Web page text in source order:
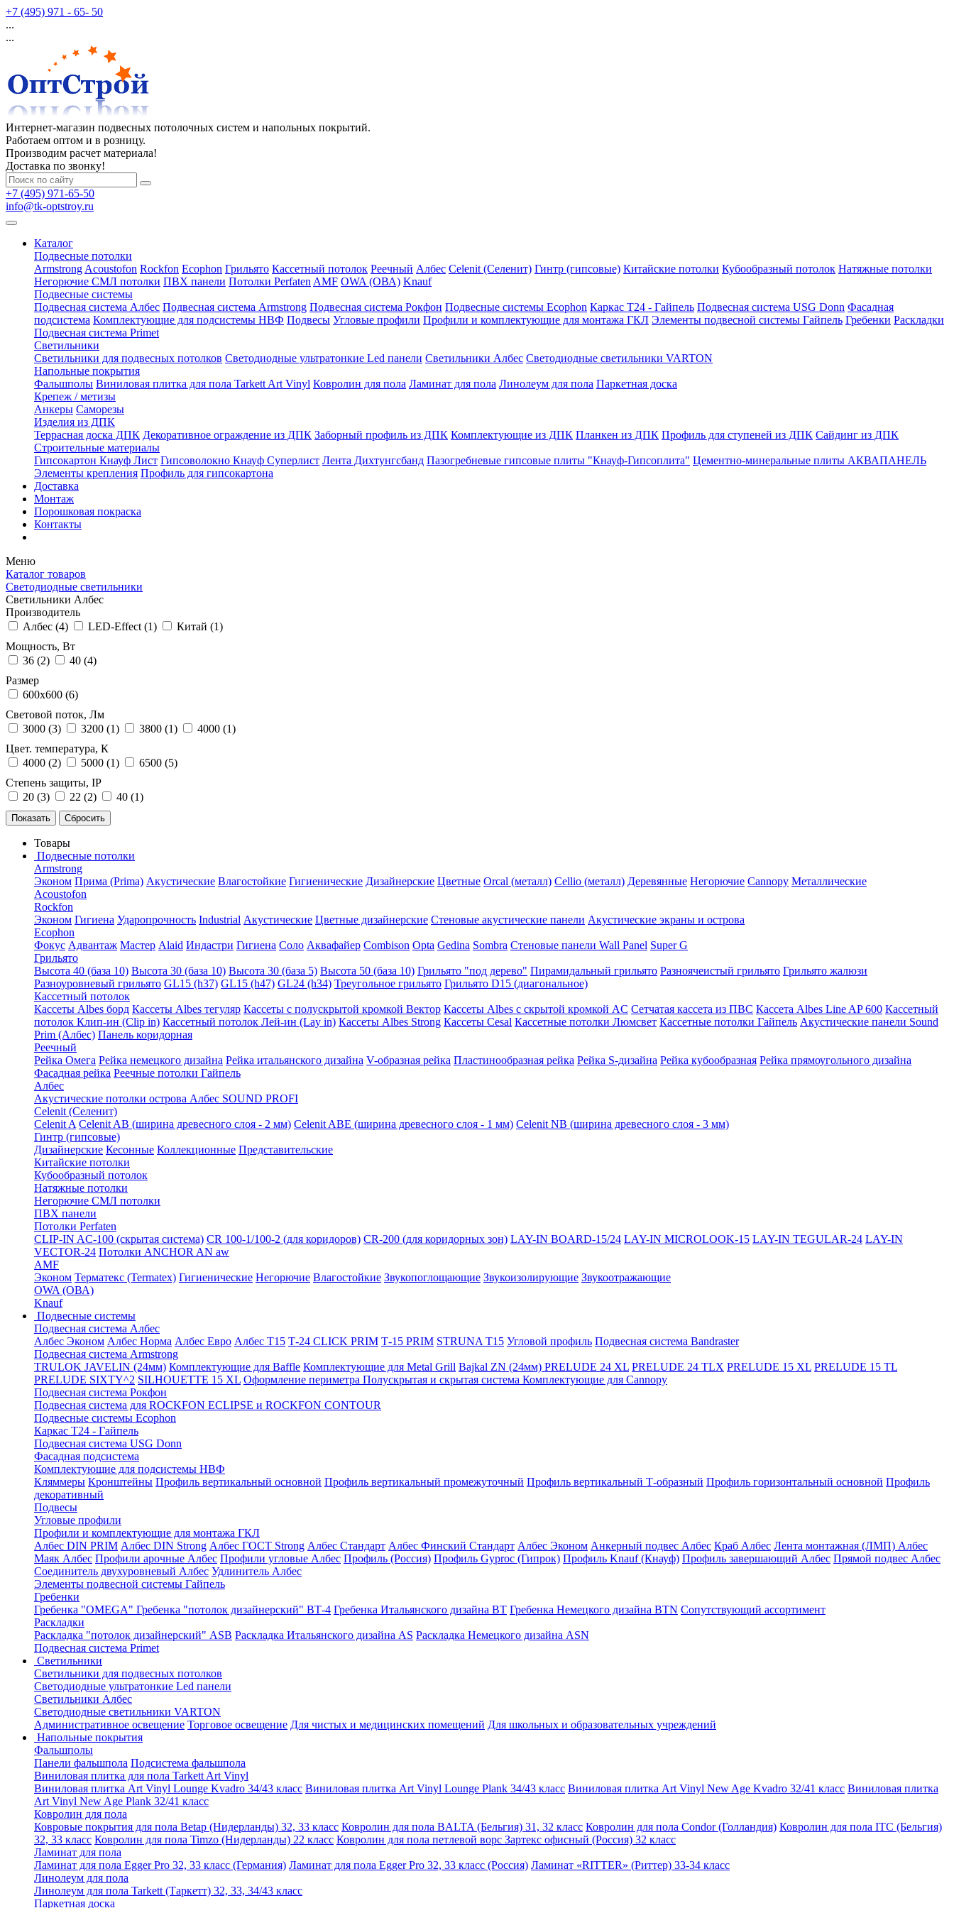
+7 (495) 971 - 65- 50
...
...
Интернет-магазин подвесных потолочных систем и напольных покрытий.
Работаем оптом и в розницу.
Производим расчет материала!
Доставка по звонку!
+7 (495) 971-65-50
info@tk-optstroy.ru
Каталог
Подвесные потолки
Armstrong Acoustofon Rockfon Ecophon Грильято Кассетный потолок Реечный Албес Celenit (Селенит) Гинтр (гипсовые) Китайские потолки Кубообразный потолок Натяжные потолки
Негорючие СМЛ потолки ПВХ панели Потолки Perfaten AMF OWA (ОВА) Knauf
Подвесные системы
Подвесная система Албес Подвесная система Armstrong Подвесная система Рокфон Подвесные системы Ecophon Каркас Т24 - Гайпель Подвесная система USG Donn Фасадная
подсистема Комплектующие для подсистемы НВФ Подвесы Угловые профили Профили и комплектующие для монтажа ГКЛ Элементы подвесной системы Гайпель Гребенки Раскладки
Подвесная система Primet
Светильники
Светильники для подвесных потолков Светодиодные ультратонкие Led панели Светильники Албес Светодиодные светильники VARTON
Напольные покрытия
Фальшполы Виниловая плитка для пола Tarkett Art Vinyl Ковролин для пола Ламинат для пола Линолеум для пола Паркетная доска
Крепеж / метизы
Анкеры Саморезы
Изделия из ДПК
Террасная доска ДПК Декоративное ограждение из ДПК Заборный профиль из ДПК Комплектующие из ДПК Планкен из ДПК Профиль для ступеней из ДПК Сайдинг из ДПК
Строительные материалы
Гипсокартон Кнауф Лист Гипсоволокно Кнауф Суперлист Лента Дихтунгсбанд Пазогребневые гипсовые плиты "Кнауф-Гипсоплита" Цементно-минеральные плиты АКВАПАНЕЛЬ
Элементы крепления Профиль для гипсокартона
Доставка
Монтаж
Порошковая покраска
Контакты
Меню
Каталог товаров
Светодиодные светильники
Светильники Албес
Производитель
Албес (4) LED-Effect (1) Китай (1)
Мощность, Вт
36 (2) 40 (4)
Размер
600x600 (6)
Световой поток, Лм
3000 (3) 3200 (1) 3800 (1) 4000 (1)
Цвет. температура, К
4000 (2) 5000 (1) 6500 (5)
Степень защиты, IP
20 (3) 22 (2) 40 (1)
Товары
Подвесные потолки
Armstrong
Эконом Прима (Prima) Акустические Влагостойкие Гигиенические Дизайнерские Цветные Orcal (металл) Cellio (металл) Деревянные Негорючие Cannopy Металлические
Acoustofon
Rockfon
Эконом Гигиена Ударопрочность Industrial Акустические Цветные дизайнерские Стеновые акустические панели Акустические экраны и острова
Ecophon
Фокус Адвантаж Мастер Alaid Индастри Гигиена Соло Аквафайер Combison Opta Gedina Sombra Стеновые панели Wall Panel Super G
Грильято
Высота 40 (база 10) Высота 30 (база 10) Высота 30 (база 5) Высота 50 (база 10) Грильято "под дерево" Пирамидальный грильято Разноячеистый грильято Грильято жалюзи
Разноуровневый грильято GL15 (h37) GL15 (h47) GL24 (h34) Треугольное грильято Грильято D15 (диагональное)
Кассетный потолок
Кассеты Albes борд Кассеты Albes тегуляр Кассеты с полускрытой кромкой Вектор Кассеты Albes с скрытой кромкой AC Сетчатая кассета из ПВС Кассета Albes Line AP 600 Кассетный
потолок Клип-ин (Clip in) Кассетный потолок Лей-ин (Lay in) Кассеты Albes Strong Кассеты Cesal Кассетные потолки Люмсвет Кассетные потолки Гайпель Акустические панели Sound
Prim (Албес) Панель коридорная
Реечный
Рейка Омега Рейка немецкого дизайна Рейка итальянского дизайна V-образная рейка Пластинообразная рейка Рейка S-дизайна Рейка кубообразная Рейка прямоугольного дизайна
Фасадная рейка Реечные потолки Гайпель
Албес
Акустические потолки острова Албес SOUND PROFI
Celenit (Селенит)
Celenit A Celenit AB (ширина древесного слоя - 2 мм) Celenit ABE (ширина древесного слоя - 1 мм) Celenit NB (ширина древесного слоя - 3 мм)
Гинтр (гипсовые)
Дизайнерские Кесонные Коллекционные Представительские
Китайские потолки
Кубообразный потолок
Натяжные потолки
Негорючие СМЛ потолки
ПВХ панели
Потолки Perfaten
CLIP-IN AC-100 (скрытая система) CR 100-1/100-2 (для коридоров) CR-200 (для коридорных зон) LAY-IN BOARD-15/24 LAY-IN MICROLOOK-15 LAY-IN TEGULAR-24 LAY-IN
VECTOR-24 Потолки ANCHOR AN aw
AMF
Эконом Терматекс (Termatex) Гигиенические Негорючие Влагостойкие Звукопоглощающие Звукоизолирующие Звукоотражающие
OWA (ОВА)
Knauf
Подвесные системы
Подвесная система Албес
Албес Эконом Албес Норма Албес Евро Албес T15 Т-24 CLICK PRIM Т-15 PRIM STRUNA Т15 Угловой профиль Подвесная система Bandraster
Подвесная система Armstrong
TRULOK JAVELIN (24мм) Комплектующие для Baffle Комплектующие для Metal Grill Bajkal ZN (24мм) PRELUDE 24 XL PRELUDE 24 TLX PRELUDE 15 XL PRELUDE 15 TL
PRELUDE SIXTY^2 SILHOUETTE 15 XL Оформление периметра Полускрытая и скрытая система Комплектующие для Cannopy
Подвесная система Рокфон
Подвесная система для ROCKFON ECLIPSE и ROCKFON CONTOUR
Подвесные системы Ecophon
Каркас Т24 - Гайпель
Подвесная система USG Donn
Фасадная подсистема
Комплектующие для подсистемы НВФ
Кляммеры Кронштейны Профиль вертикальный основной Профиль вертикальный промежуточный Профиль вертикальный Т-образный Профиль горизонтальный основной Профиль
декоративный
Подвесы
Угловые профили
Профили и комплектующие для монтажа ГКЛ
Албес DIN PRIM Албес DIN Strong Албес ГОСТ Strong Албес Стандарт Албес Финский Стандарт Албес Эконом Анкерный подвес Албес Краб Албес Лента монтажная (ЛМП) Албес
Маяк Албес Профили арочные Албес Профили угловые Албес Профиль (Россия) Профиль Gyproc (Гипрок) Профиль Knauf (Кнауф) Профиль завершающий Албес Прямой подвес Албес
Соединитель двухуровневый Албес Удлинитель Албес
Элементы подвесной системы Гайпель
Гребенки
Гребенка "OMEGA" Гребенка "потолок дизайнерский" ВТ-4 Гребенка Итальянского дизайна BT Гребенка Немецкого дизайна ВТN Сопутствующий ассортимент
Раскладки
Раскладка "потолок дизайнерский" ASB Раскладка Итальянского дизайна AS Раскладка Немецкого дизайна АSN
Подвесная система Primet
Светильники
Светильники для подвесных потолков
Светодиодные ультратонкие Led панели
Светильники Албес
Светодиодные светильники VARTON
Административное освещение Торговое освещение Для чистых и медицинских помещений Для школьных и образовательных учреждений
Напольные покрытия
Фальшполы
Панели фальшпола Подсистема фальшпола
Виниловая плитка для пола Tarkett Art Vinyl
Виниловая плитка Art Vinyl Lounge Kvadro 34/43 класс Виниловая плитка Art Vinyl Lounge Plank 34/43 класс Виниловая плитка Art Vinyl New Age Kvadro 32/41 класс Виниловая плитка
Art Vinyl New Age Plank 32/41 класс
Ковролин для пола
Ковровые покрытия для пола Betap (Нидерланды) 32, 33 класс Ковролин для пола BALTA (Бельгия) 31, 32 класс Ковролин для пола Condor (Голландия) Ковролин для пола ITC (Бельгия)
32, 33 класс Ковролин для пола Timzo (Нидерланды) 22 класс Ковролин для пола петлевой ворс Зартекс офисный (Россия) 32 класс
Ламинат для пола
Ламинат для пола Egger Pro 32, 33 класс (Германия) Ламинат для пола Egger Pro 32, 33 класс (Россия) Ламинат «RITTER» (Риттер) 33-34 класс
Линолеум для пола
Линолеум для пола Tarkett (Таркетт) 32, 33, 34/43 класс
Паркетная доска